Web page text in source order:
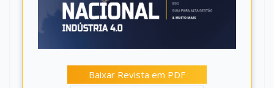
Baixar Revista em PDF